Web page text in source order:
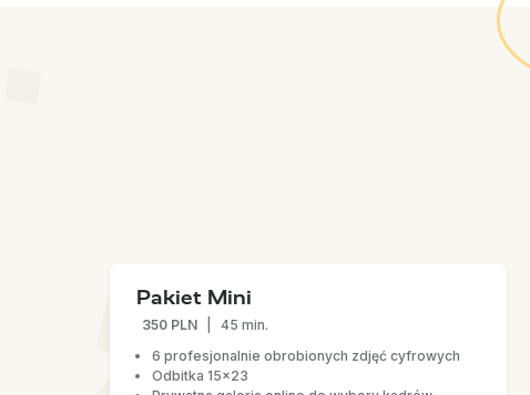
Pakiet Mini
350 PLN
45 min.
6 profesjonalnie obrobionych zdjęć cyfrowych
Odbitka 15x23